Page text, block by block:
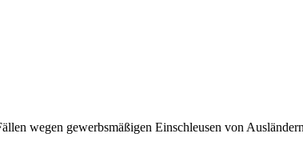
wegen gewerbsmäßigen Einschleusen von